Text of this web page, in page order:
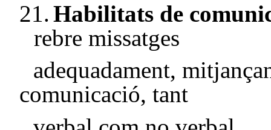
21.Habilitats de
rebre missatges
adequadament,
comunicació, tant